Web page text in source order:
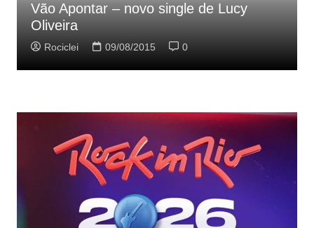
Vão Apontar – novo single de Lucy
Oliveira
Rociclei 09/08/2015 0